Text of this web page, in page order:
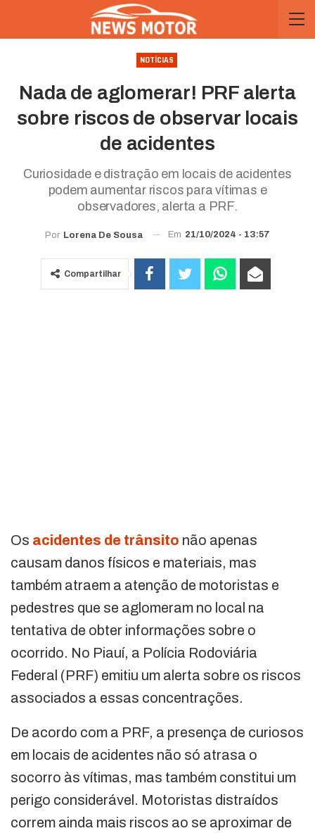
NOTÍCIAS
Nada de aglomerar! PRF alerta
sobre riscos de observar locais
de acidentes
Curiosidade e distração em locais de acidentes
podem aumentar riscos para vítimas e
observadores, alerta a PRF.
Por Lorena De Sousa Em 21/10/2024 - 13:57
Compartilhar
Os acidentes de trânsito não apenas
causam danos físicos e materiais, mas
também atraem a atenção de motoristas e
pedestres que se aglomeram no local na
tentativa de obter informações sobre o
ocorrido. No Piauí, a Polícia Rodoviária
Federal (PRF) emitiu um alerta sobre os riscos
associados a essas concentrações.
De acordo com a PRF, a presença de curiosos
em locais de acidentes não só atrasa o
socorro às vítimas, mas também constitui um
perigo considerável. Motoristas distraídos
correm ainda mais riscos ao se aproximar de